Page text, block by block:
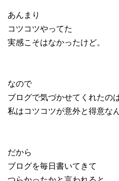
あんまり
コツコツやってた
実感こそはなかったけど。
なので
ブログで気づかせてくれたの
私はコツコツが意外と得意な
だから
ブログを毎日書いてきて